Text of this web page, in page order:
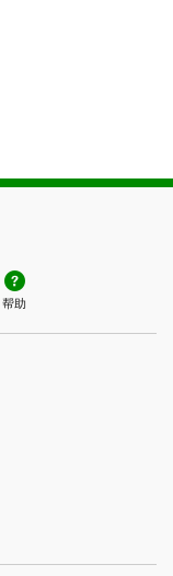
帮助